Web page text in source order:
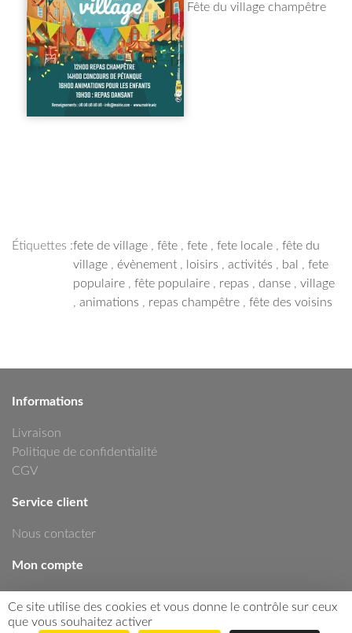
Fête du village champêtre
Étiquettes :fete de village , fête , fete , fete locale , fête du
village , évènement , loisirs , activités , bal , fete
populaire , fête populaire , repas , danse , village
, animations , repas champêtre , fête des voisins
Informations
Livraison
Politique de confidentialité
CGV
Service client
Nous contacter
Mon compte
Historique de commandes
Ce site utilise des cookies et vous donne le contrôle sur ceux
que vous souhaitez activer